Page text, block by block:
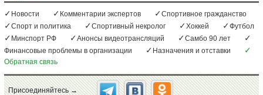
Новости Комментарии экспертов
Спортивное гражданство
Спорт и политика
Спортивный некролог Хоккей
Футбол
Минспорт РФ
Анонсы видеотрансляций
Самбо 90 лет
Финансовые проблемы в организации
Назначения и отставки
Обратная связь
Присоединяйтесь →